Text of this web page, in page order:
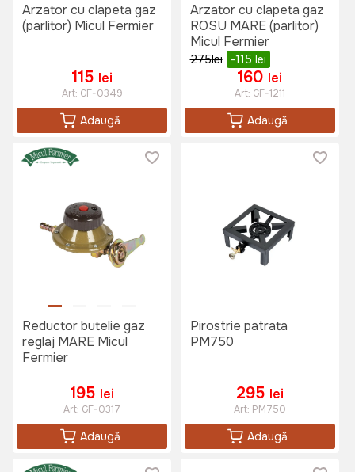
Arzator cu clapeta gaz
(parlitor) Micul Fermier
115 lei
Art: GF-0349
Adaugă
Arzator cu clapeta gaz
ROSU MARE (parlitor)
Micul Fermier
275lei -115 lei
160 lei
Art: GF-1211
Adaugă
Reductor butelie gaz
reglaj MARE Micul
Fermier
195 lei
Art: GF-0317
Adaugă
Pirostrie patrata
PM750
295 lei
Art: PM750
Adaugă